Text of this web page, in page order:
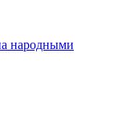
народными